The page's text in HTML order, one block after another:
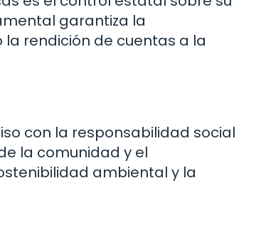
garantiza la
rendición de cuentas a la
con la responsabilidad social
la comunidad y el
ambiental y la